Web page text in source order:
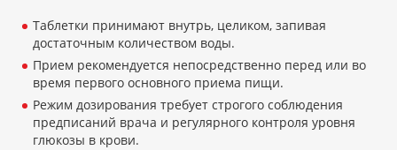
Таблетки принимают внутрь, целиком, запивая
достаточным количеством воды.
Прием рекомендуется непосредственно перед или во
время первого основного приема пищи.
Режим дозирования требует строгого соблюдения
предписаний врача и регулярного контроля уровня
глюкозы в крови.